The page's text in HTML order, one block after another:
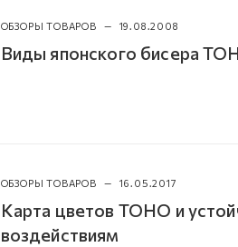
ОБЗОРЫ ТОВАРОВ — 19.08.2008
Виды японского бисера
ОБЗОРЫ ТОВАРОВ — 16.05.2017
Карта цветов TOHO и
воздействиям